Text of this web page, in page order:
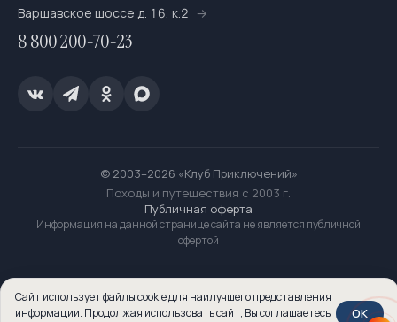
Варшавское шоссе д. 16, к.2
8 800 200-70-23
© 2003–2026 «Клуб Приключений»
Походы и путешествия с 2003 г.
Публичная оферта
Информация на данной странице сайта не является публичной
офертой
Сайт использует файлы cookie для наилучшего представления
информации. Продолжая использовать сайт, Вы соглашаетесь
OK